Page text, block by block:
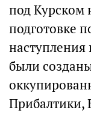
под Курском
подготовке
были
Прибалтики,